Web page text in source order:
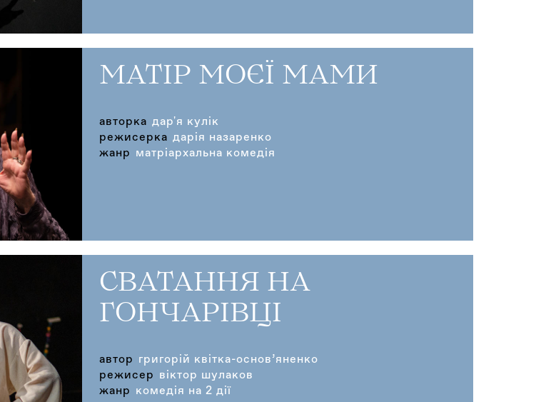
МАТІР МОЄЇ МАМИ
авторка дар'я кулік
режисерка дарія назаренко
жанр
матріархальна комедія
СВАТАННЯ НА
ГОНЧАРІВЦІ
автор
григорій квітка-основ’яненко
режисер
віктор шулаков
жанр
комедія на 2 дії